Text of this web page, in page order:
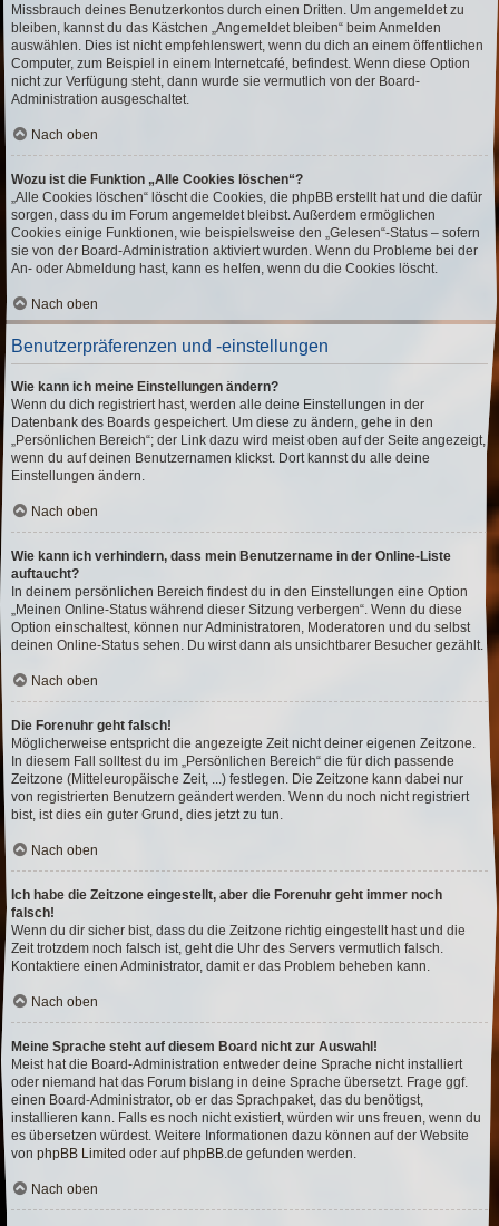
Missbrauch deines Benutzerkontos durch einen Dritten. Um angemeldet zu
bleiben, kannst du das Kästchen „Angemeldet bleiben“ beim Anmelden
auswählen. Dies ist nicht empfehlenswert, wenn du dich an einem öffentlichen
Computer, zum Beispiel in einem Internetcafé, befindest. Wenn diese Option
nicht zur Verfügung steht, dann wurde sie vermutlich von der Board-
Administration ausgeschaltet.
Nach oben
Wozu ist die Funktion „Alle Cookies löschen“?
„Alle Cookies löschen“ löscht die Cookies, die phpBB erstellt hat und die dafür
sorgen, dass du im Forum angemeldet bleibst. Außerdem ermöglichen
Cookies einige Funktionen, wie beispielsweise den „Gelesen“-Status – sofern
sie von der Board-Administration aktiviert wurden. Wenn du Probleme bei der
An- oder Abmeldung hast, kann es helfen, wenn du die Cookies löscht.
Nach oben
Benutzerpräferenzen und -einstellungen
Wie kann ich meine Einstellungen ändern?
Wenn du dich registriert hast, werden alle deine Einstellungen in der
Datenbank des Boards gespeichert. Um diese zu ändern, gehe in den
„Persönlichen Bereich“; der Link dazu wird meist oben auf der Seite angezeigt,
wenn du auf deinen Benutzernamen klickst. Dort kannst du alle deine
Einstellungen ändern.
Nach oben
Wie kann ich verhindern, dass mein Benutzername in der Online-Liste
auftaucht?
In deinem persönlichen Bereich findest du in den Einstellungen eine Option
„Meinen Online-Status während dieser Sitzung verbergen“. Wenn du diese
Option einschaltest, können nur Administratoren, Moderatoren und du selbst
deinen Online-Status sehen. Du wirst dann als unsichtbarer Besucher gezählt.
Nach oben
Die Forenuhr geht falsch!
Möglicherweise entspricht die angezeigte Zeit nicht deiner eigenen Zeitzone.
In diesem Fall solltest du im „Persönlichen Bereich“ die für dich passende
Zeitzone (Mitteleuropäische Zeit, ...) festlegen. Die Zeitzone kann dabei nur
von registrierten Benutzern geändert werden. Wenn du noch nicht registriert
bist, ist dies ein guter Grund, dies jetzt zu tun.
Nach oben
Ich habe die Zeitzone eingestellt, aber die Forenuhr geht immer noch
falsch!
Wenn du dir sicher bist, dass du die Zeitzone richtig eingestellt hast und die
Zeit trotzdem noch falsch ist, geht die Uhr des Servers vermutlich falsch.
Kontaktiere einen Administrator, damit er das Problem beheben kann.
Nach oben
Meine Sprache steht auf diesem Board nicht zur Auswahl!
Meist hat die Board-Administration entweder deine Sprache nicht installiert
oder niemand hat das Forum bislang in deine Sprache übersetzt. Frage ggf.
einen Board-Administrator, ob er das Sprachpaket, das du benötigst,
installieren kann. Falls es noch nicht existiert, würden wir uns freuen, wenn du
es übersetzen würdest. Weitere Informationen dazu können auf der Website
von phpBB Limited oder aufphpBB.de gefunden werden.
Nach oben